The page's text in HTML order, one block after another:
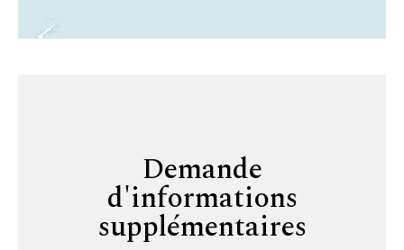
Demande
d'informations
supplémentaires